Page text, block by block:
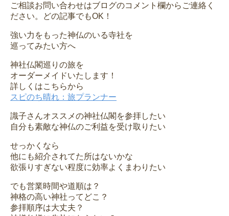
ご相談お問い合わせはブログのコメント欄からご連絡く
ださい。どの記事でもOK！
強い力をもった神仏のいる寺社を
巡ってみたい方へ
神社仏閣巡りの旅を
オーダーメイドいたします！
詳しくはこちらから
スピのち晴れ：旅プランナー
識子さんオススメの神社仏閣を参拝したい
自分も素敵な神仏のご利益を受け取りたい
せっかくなら
他にも紹介されてた所はないかな
欲張りすぎない程度に効率よくまわりたい
でも営業時間や道順は？
神格の高い神社ってどこ？
参拝順序は大丈夫？